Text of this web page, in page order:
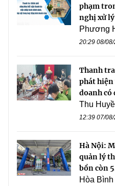
phạm
nghị xử
Phương
20:29 08/
Thanh
phát hiện
doanh có
Thu
12:39 07/
Hà Nội:
quản lý
bồn còn
Hòa Bình